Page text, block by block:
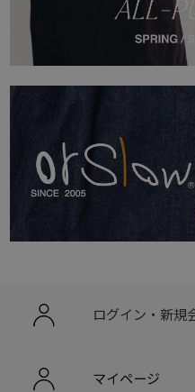
ログイン・新規
マイページ